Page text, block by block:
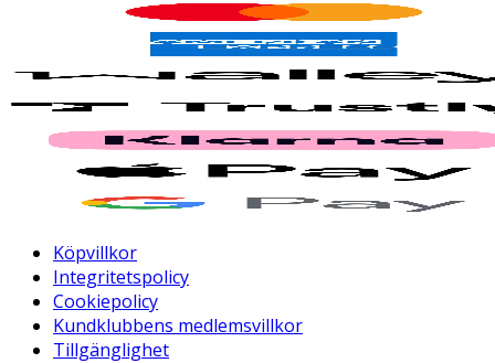
Köpvillkor
Integritetspolicy
Cookiepolicy
Kundklubbens medlemsvillkor
Tillgänglighet